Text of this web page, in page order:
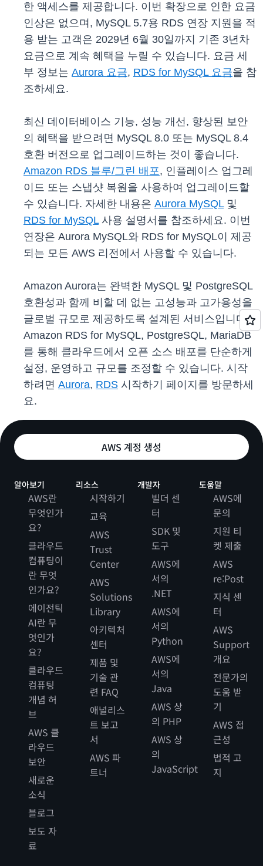
한 액세스를 제공합니다. 이번 확장으로 인한 요금
인상은 없으며, MySQL 5.7용 RDS 연장 지원을 적
용 받는 고객은 2029년 6월 30일까지 기존 3년차
요금으로 계속 혜택을 누릴 수 있습니다. 요금 세
부 정보는 Aurora 요금, RDS for MySQL 요금을 참
조하세요.
최신 데이터베이스 기능, 성능 개선, 향상된 보안
의 혜택을 받으려면 MySQL 8.0 또는 MySQL 8.4
호환 버전으로 업그레이드하는 것이 좋습니다.
Amazon RDS 블루/그린 배포, 인플레이스 업그레
이드 또는 스냅샷 복원을 사용하여 업그레이드할
수 있습니다. 자세한 내용은 Aurora MySQL및
RDS for MySQL사용 설명서를 참조하세요. 이번
연장은 Aurora MySQL와 RDS for MySQL이 제공
되는 모든 AWS 리전에서 사용할 수 있습니다.
Amazon Aurora는 완벽한 MySQL 및 PostgreSQL
호환성과 함께 비할 데 없는 고성능과 고가용성을
글로벌 규모로 제공하도록 설계된 서비스입니다.
Amazon RDS for MySQL, PostgreSQL, MariaDB
를 통해 클라우드에서 오픈 소스 배포를 단순하게
설정, 운영하고 규모를 조정할 수 있습니다. 시작
하려면 Aurora, RDS 시작하기 페이지를 방문하세
요.
AWS 계정 생성
알아보기
AWS란
무엇인가
요?
클라우드
컴퓨팅이
란 무엇
인가요?
에이전틱
AI란 무
엇인가
요?
클라우드
컴퓨팅
개념 허
브
AWS 클
라우드
보안
새로운
소식
블로그
보도 자
료
리소스
시작하기
교육
AWS
Trust
Center
AWS
Solutions
Library
아키텍처
센터
제품 및
기술 관
련 FAQ
애널리스
트 보고
서
AWS 파
트너
개발자
빌더 센
터
SDK 및
도구
AWS에
서의
.NET
AWS에
서의
Python
AWS에
서의
Java
AWS 상
의 PHP
AWS 상
의
JavaScript
도움말
AWS에
문의
지원 티
켓 제출
AWS
re:Post
지식 센
터
AWS
Support
개요
전문가의
도움 받
기
AWS 접
근성
법적 고
지